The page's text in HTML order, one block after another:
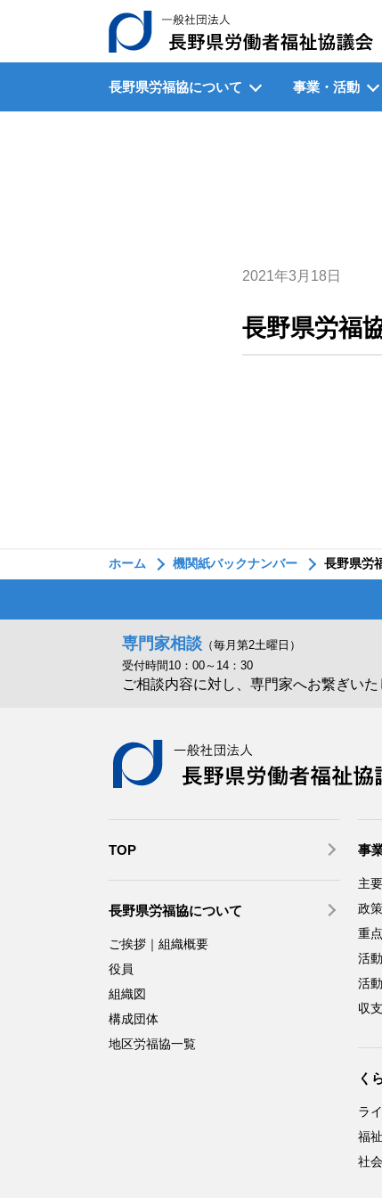
長野県労福協について 事業・活動
2021年3月18日
長野県労福
ホーム 機関紙バックナンバー 長野県労
専門家相談 （毎月第2土曜日）
受付時間10：00～14：30
ご相談内容に対し、専門家へお繋ぎいた
TOP
長野県労福協について
ご挨拶｜組織概要
役員
組織図
構成団体
地区労福協一覧
事
主
政
重
活
活
収
く
ラ
福
社